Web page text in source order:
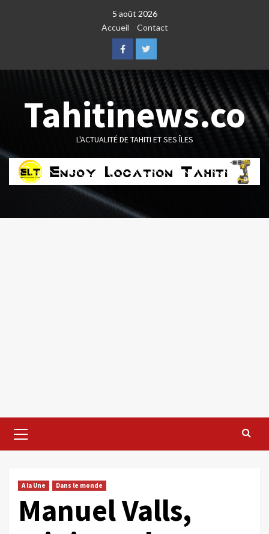
5 août 2026
Accueil
Contact
FacebookTwitter
Tahitinews.co
L'ACTUALITÉ DE TAHITI ET SES ÎLES
Menu
A la Une Dans le monde
Manuel Valls,